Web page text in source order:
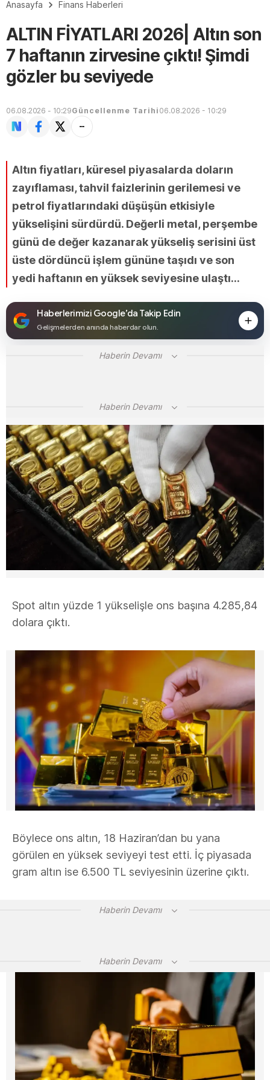
Anasayfa Finans Haberleri
ALTIN FİYATLARI 2026| Altın son
7 haftanın zirvesine çıktı! Şimdi
gözler bu seviyede
06.08.2026 - 10:29Güncellenme Tarihi 06.08.2026 - 10:29
Altın fiyatları, küresel piyasalarda doların
zayıflaması, tahvil faizlerinin gerilemesi ve
petrol fiyatlarındaki düşüşün etkisiyle
yükselişini sürdürdü. Değerli metal, perşembe
günü de değer kazanarak yükseliş serisini üst
üste dördüncü işlem gününe taşıdı ve son
yedi haftanın en yüksek seviyesine ulaştı...
Haberlerimizi Google’da Takip Edin
Gelişmelerden anında haberdar olun.
Haberin Devamı
Haberin Devamı
Spot altın yüzde 1 yükselişle ons başına 4.285,84
dolara çıktı.
Böylece ons altın, 18 Haziran’dan bu yana
görülen en yüksek seviyeyi test etti. İç piyasada
gram altın ise 6.500 TL seviyesinin üzerine çıktı.
Haberin Devamı
Haberin Devamı